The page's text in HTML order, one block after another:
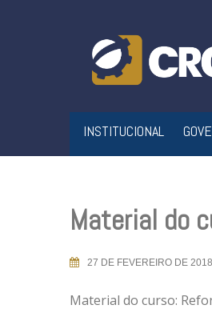
INSTITUCIONAL
Material do
27 DE FEVEREIRO DE 2018
Material do curso: